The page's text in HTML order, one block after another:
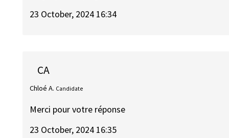
23 October, 2024 16:34
CA
Chloé A. Candidate
Merci pour votre réponse
23 October, 2024 16:35